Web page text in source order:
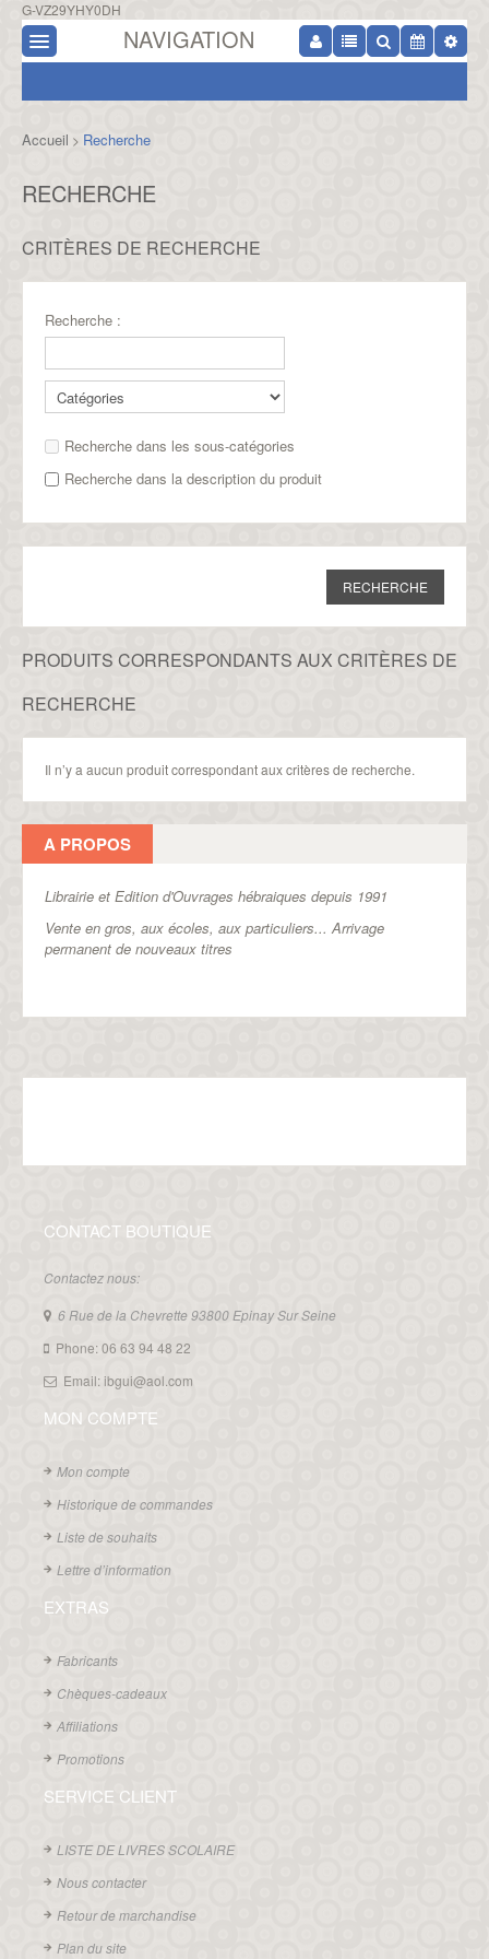
G-VZ29YHY0DH
NAVIGATION
Accueil > Recherche
RECHERCHE
CRITÈRES DE RECHERCHE
Recherche :
Recherche dans les sous-catégories
Recherche dans la description du produit
PRODUITS CORRESPONDANTS AUX CRITÈRES DE
RECHERCHE
Il n’y a aucun produit correspondant aux critères de recherche.
A PROPOS
Librairie et Edition d'Ouvrages hébraiques depuis 1991
Vente en gros, aux écoles, aux particuliers...Arrivage
permanent de nouveaux titres
CONTACT BOUTIQUE
Contactez nous:
6 Rue de la Chevrette 93800 Epinay Sur Seine
Phone: 06 63 94 48 22
Email: ibgui@aol.com
MON COMPTE
Mon compte
Historique de commandes
Liste de souhaits
Lettre d’information
EXTRAS
Fabricants
Chèques-cadeaux
Affiliations
Promotions
SERVICE CLIENT
LISTE DE LIVRES SCOLAIRE
Nous contacter
Retour de marchandise
Plan du site